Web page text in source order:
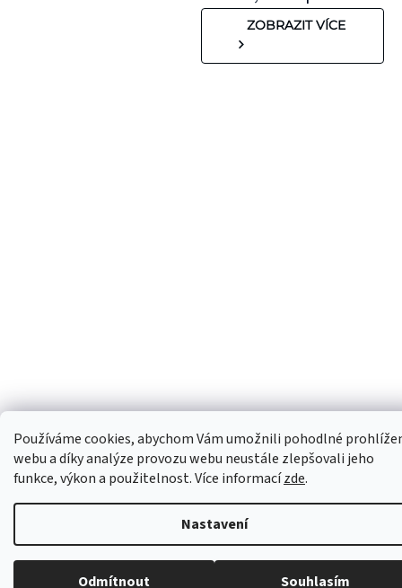
Používáme cookies, abychom Vám umožnili pohodlné
webu a díky analýze provozu webu neustále zlepšovali jeho
funkce, výkon a použitelnost. Více informacízde.
Nastavení
Odmítnout Souhlasím
ZOBRAZIT VÍCE